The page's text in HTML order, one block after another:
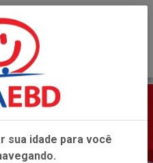
sua idade para você